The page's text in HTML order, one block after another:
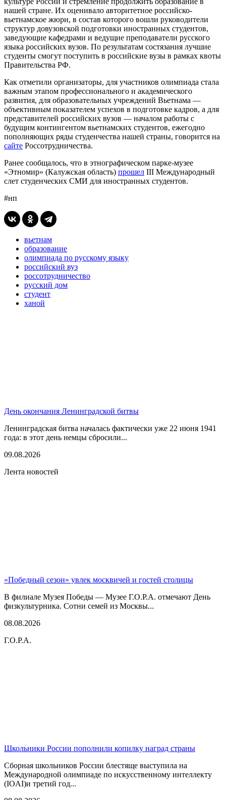
нашей стране. Их оценивало авторитетное российско-
вьетнамское жюри, в состав которого вошли руководители
структур довузовской подготовки иностранных студентов,
заведующие кафедрами и ведущие преподаватели русского
языка российских вузов. По результатам состязания лучшие
студенты смогут поступить в российские вузы в рамках квоты
Правительства РФ.
Как отметили организаторы, для участников олимпиада стала
важным этапом профессионального и академического
развития, для образовательных учреждений Вьетнама —
объективным показателем успехов в подготовке кадров, а для
представителей российских вузов — началом работы с
будущим контингентом вьетнамских студентов, ежегодно
пополняющих ряды студенчества нашей страны, говорится на
сайте Россотрудничества.
Ранее сообщалось, что в этнографическом парке-музее
«Этномир» (Калужская область) прошел III Международный
слет студенческих СМИ для иностранных студентов.
#нп
вьетнам
образование
олимпиада по русскому языку
российский вуз
россотрудничество
русский дом
студент
ханой
День окончания Ленинградской битвы
Ленинградская битва началась фактически уже 22 июня 1941
года: в этот день немцы сбросили...
09.08.2026
Лента новостей
«Победный сезон» увлек москвичей и гостей столицы
В филиале Музея Победы — Музее Г.О.Р.А. отмечают День
физкультурника. Сотни семей из Москвы...
08.08.2026
Г.О.Р.А.
Школьники России пополнили копилку наград страны
Сборная школьников России блестяще выступила на
Международной олимпиаде по искусственному интеллекту
(IOAI)и третий год...